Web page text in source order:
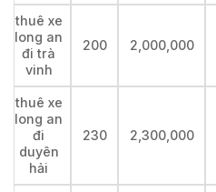
thuê xe
long an
đi trà
vinh
200 2,000,000
thuê xe
long an
đi
duyên
hải
230 2,300,000